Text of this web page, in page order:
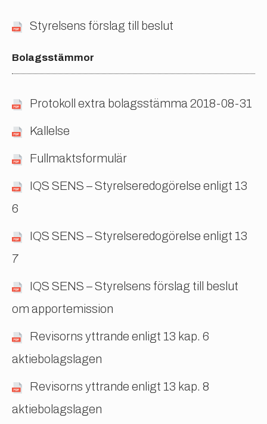
Styrelsens förslag till beslut
Bolagsstämmor
Protokoll extra bolagsstämma 2018-08-31
Kallelse
Fullmaktsformulär
IQS SENS – Styrelseredogörelse enligt 13
6
IQS SENS – Styrelseredogörelse enligt 13
7
IQS SENS – Styrelsens förslag till beslut
om apportemission
Revisorns yttrande enligt 13 kap. 6
aktiebolagslagen
Revisorns yttrande enligt 13 kap. 8
aktiebolagslagen